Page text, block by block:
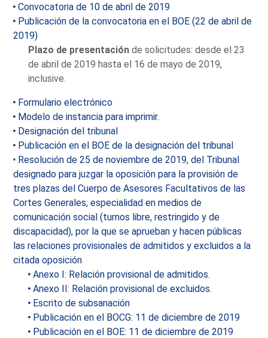
Convocatoria de 10 de abril de 2019
Publicación de la convocatoria en el BOE (22 de abril de
2019)
Plazo de presentaciónde solicitudes: desde el 23
de abril de 2019 hasta el 16 de mayo de 2019,
inclusive.
Formulario electrónico
Modelo de instancia para imprimir.
Designación del tribunal
Publicación en el BOE de la designación del tribunal
Resolución de 25 de noviembre de 2019, del Tribunal
designado para juzgar la oposición para la provisión de
tres plazas del Cuerpo de Asesores Facultativos de las
Cortes Generales, especialidad en medios de
comunicación social (turnos libre, restringido y de
discapacidad), por la que se aprueban y hacen públicas
las relaciones provisionales de admitidos y excluidos a la
citada oposición
Anexo I: Relación provisional de admitidos.
Anexo II: Relación provisional de excluidos.
Escrito de subsanación
Publicación en el BOCG: 11 de diciembre de 2019
Publicación en el BOE: 11 de diciembre de 2019